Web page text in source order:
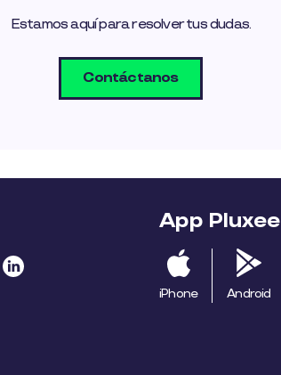
Estamos aquí para resolver tus dudas.
Contáctanos
App Pluxee
iPhone Android